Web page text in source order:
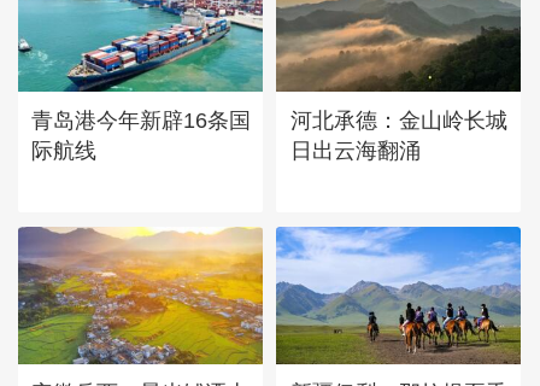
青岛港今年新辟16条国
际航线
河北承德：金山岭长城
日出云海翻涌